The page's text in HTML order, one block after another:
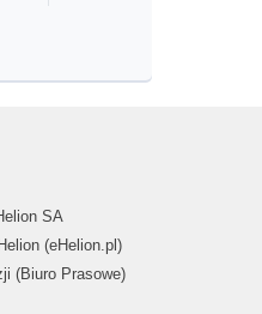
SA
(eHelion.pl)
(Biuro Prasowe)